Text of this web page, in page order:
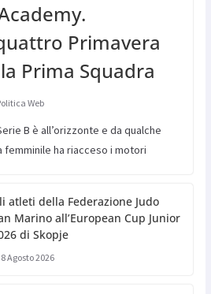
Primavera
Prima Squadra
Web
B è all’orizzonte e da qualche
femminile ha riacceso i motori
atleti della Federazione Judo
Marino all’European Cup Junior
di Skopje
8 Agosto 2026